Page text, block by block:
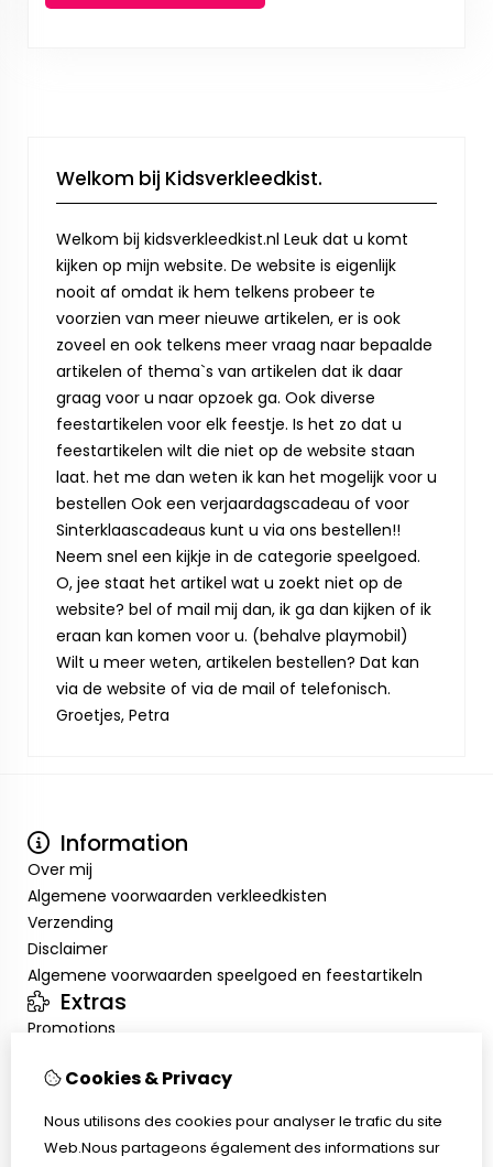
Welkom bij Kidsverkleedkist.
Welkom bij kidsverkleedkist.nl Leuk dat u komt
kijken op mijn website. De website is eigenlijk
nooit af omdat ik hem telkens probeer te
voorzien van meer nieuwe artikelen, er is ook
zoveel en ook telkens meer vraag naar bepaalde
artikelen of thema`s van artikelen dat ik daar
graag voor u naar opzoek ga. Ook diverse
feestartikelen voor elk feestje. Is het zo dat u
feestartikelen wilt die niet op de website staan
laat. het me dan weten ik kan het mogelijk voor u
bestellen Ook een verjaardagscadeau of voor
Sinterklaascadeaus kunt u via ons bestellen!!
Neem snel een kijkje in de categorie speelgoed.
O, jee staat het artikel wat u zoekt niet op de
website? bel of mail mij dan, ik ga dan kijken of ik
eraan kan komen voor u. (behalve playmobil)
Wilt u meer weten, artikelen bestellen? Dat kan
via de website of via de mail of telefonisch.
Groetjes, Petra
Information
Over mij
Algemene voorwaarden verkleedkisten
Verzending
Disclaimer
Algemene voorwaarden speelgoed en feestartikeln
Extras
Promotions
Inloggen
Service client
Cookies & Privacy
Nous utilisons des cookies pour analyser le trafic du site
Web.Nous partageons également des informations sur